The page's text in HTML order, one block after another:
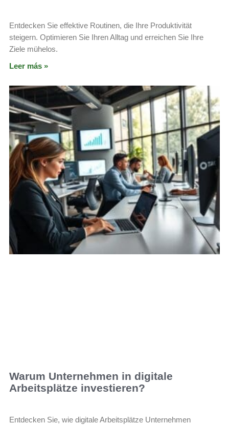
Entdecken Sie effektive Routinen, die Ihre Produktivität
steigern. Optimieren Sie Ihren Alltag und erreichen Sie Ihre
Ziele mühelos.
Leer más »
Warum Unternehmen in digitale
Arbeitsplätze investieren?
Entdecken Sie, wie digitale Arbeitsplätze Unternehmen